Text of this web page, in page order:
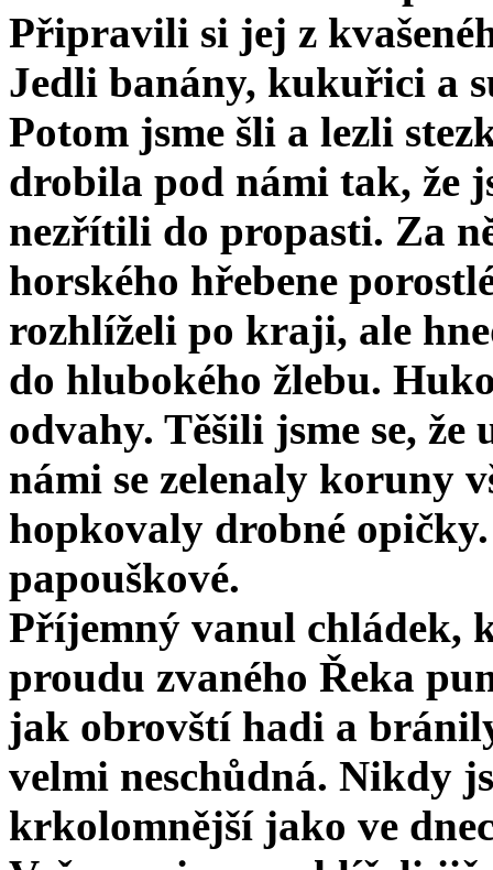
Připravili si jej z
Jedli banány, kukuřici a
Potom jsme šli a lezli
drobila pod námi tak, že
nezřítili do propasti. Za
horského hřebene
roz­hlíželi po kraji, ale
do hlubokého žlebu.
odvahy. Těšili jsme se,
námi se zelenaly koruny
hopkovaly drobné
papouškové.
Příjemný vanul chládek,
proudu zvaného Řeka
jak obrovští hadi a
velmi neschůdná. Nikdy
krkolomnější jako ve